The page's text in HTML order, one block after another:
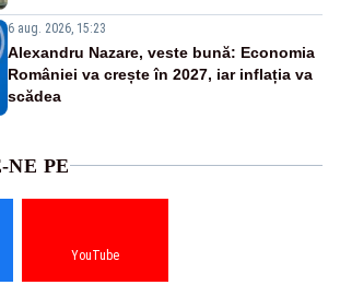
6 aug. 2026, 15:23
Alexandru Nazare, veste bună: Economia
României va crește în 2027, iar inflația va
scădea
NE PE
YouTube